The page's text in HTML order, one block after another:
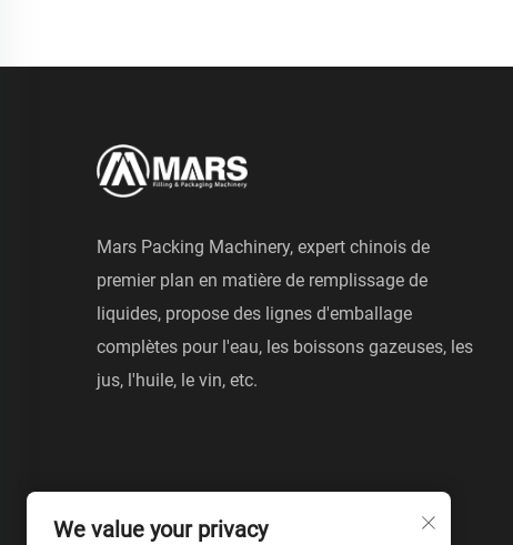
Mars Packing Machinery, expert chinois de
premier plan en matière de remplissage de
liquides, propose des lignes d'emballage
complètes pour l'eau, les boissons gazeuses, les
jus, l'huile, le vin, etc.
We value your privacy